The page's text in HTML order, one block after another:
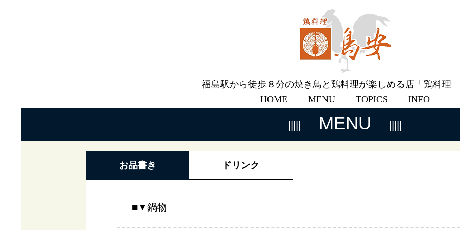
福島駅から徒歩８分の焼き鳥と鶏料理が楽しめる店「鶏料理
HOME
MENU TOPICS INFO
MENU
お品書き
■▼鍋物
ドリンク